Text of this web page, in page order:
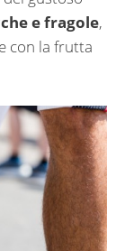
e fragole,
con la frutta